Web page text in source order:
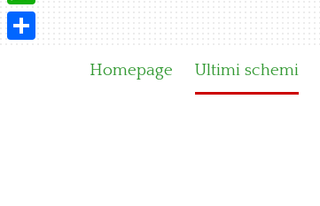
Homepage Ultimi schemi
WhatsApp